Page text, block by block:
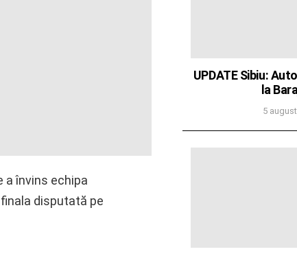
a învins echipa
disputată pe
UPDATE Sibiu:
la
5